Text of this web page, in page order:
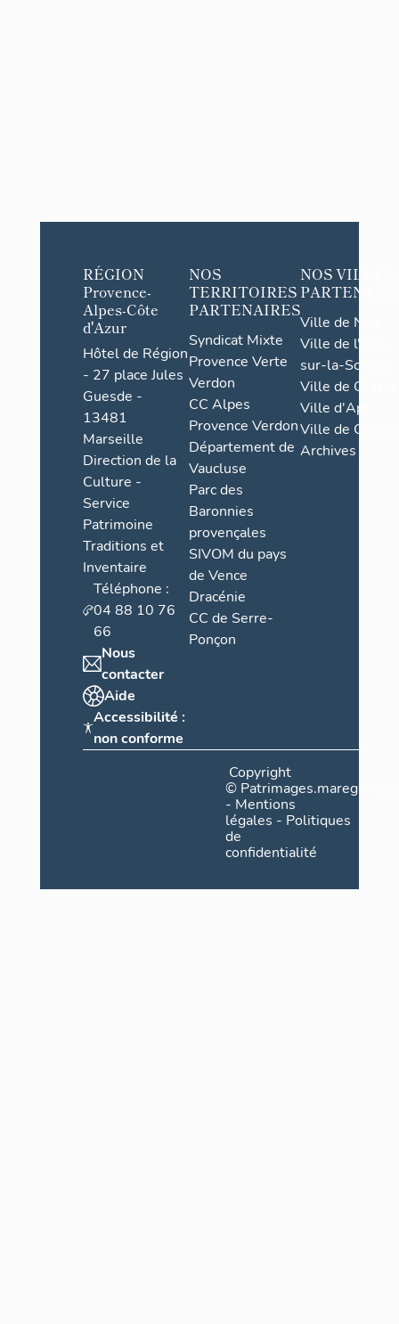
RÉGION
Provence-
Alpes-Côte
d'Azur
Hôtel de Région
- 27 place Jules
Guesde -
13481
Marseille
Direction de la
Culture -
Service
Patrimoine
Traditions et
Inventaire
Téléphone :
04 88 10 76
66
Nous
contacter
Aide
Accessibilité :
non conforme
NOS
TERRITOIRES
PARTENAIRES
Syndicat Mixte
Provence Verte
Verdon
CC Alpes
Provence Verdon
Département de
Vaucluse
Parc des
Baronnies
provençales
SIVOM du pays
de Vence
Dracénie
CC de Serre-
Ponçon
NOS VILLES
Ville de Nice
Ville de l'Isle-
sur-la-Sorgue
Ville de Grasse
Ville d'Apt
Ville de
Archives
Copyright
©
- Mentions
légales - Politiques
de
confidentialité